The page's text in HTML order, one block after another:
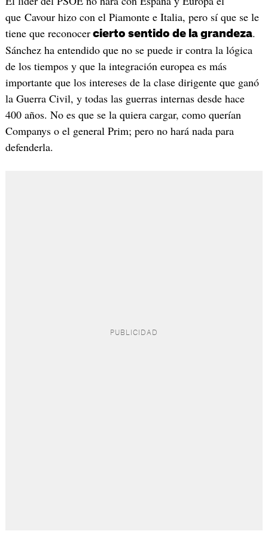
que Cavour hizo con el Piamonte e Italia, pero sí que se le
tiene que reconocercierto sentido de la grandeza.
Sánchez ha entendido que no se puede ir contra la lógica
de los tiempos y que la integración europea es más
importante que los intereses de la clase dirigente que ganó
la Guerra Civil, y todas las guerras internas desde hace
400 años. No es que se la quiera cargar, como querían
Companys o el general Prim; pero no hará nada para
defenderla.